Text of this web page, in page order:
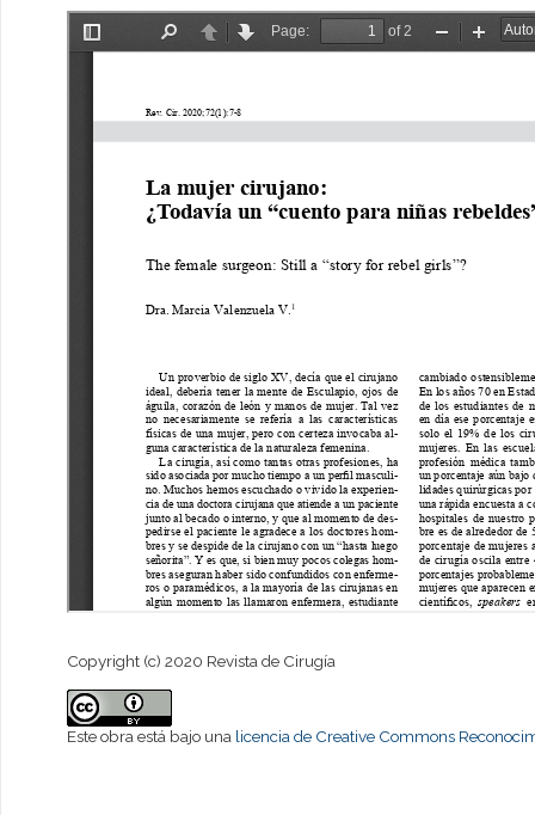
Copyright (c) 2020 Revista de Cirugía
Este obra está bajo una licencia de Creative Commons